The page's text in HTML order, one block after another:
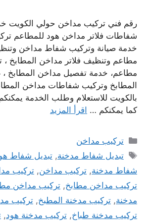
رقم فني تركيب مداخن حولي الكويت
شفاطات فلاتر مداخن هود للمطاعم
خدمة صيانة وتركيب شفاط مداخن
مطاعم وتنظيف فلاتر مداخن المطابخ
مطاعم، خدمة تفصيل مداخن المطابخ
المطابخ وتركيب شفاطات مداخن
بالكويت للاستعلام وطلب الخدمة
كما يمكنكم … اقرأ المزيد
التصنيفات
تركيب مداخن
الوسوم
تبديل شفاط مدخنة,تبديل شفاط
شفاط مدخنة, تركيب مداخن, تركيب
تركيب مداخن مطابخ, تركيب مداخن
مدخنة, تركيب مدخنة المطبخ, تركيب
تركيب مدخنة طباخ, تركيب مدخنة هود,